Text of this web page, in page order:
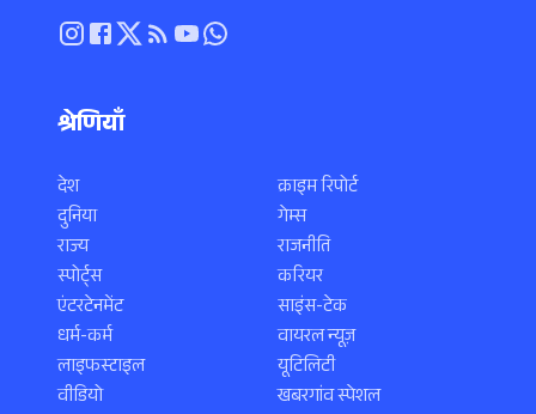
श्रेणियाँ
देश
दुनिया
राज्य
स्पोर्ट्स
एंटरटेनमेंट
धर्म-कर्म
लाइफस्टाइल
वीडियो
क्राइम रिपोर्ट
गेम्स
राजनीति
करियर
साइंस-टेक
वायरल न्यूज़
यूटिलिटी
खबरगांव स्पेशल